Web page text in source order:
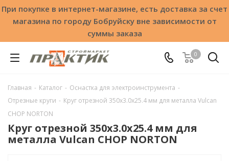
При покупке в интернет-магазине, есть доставка за счет
магазина по городу Бобруйску вне зависимости от
суммы заказа
0
Главная - Каталог - Оснастка для электроинструмента -
Отрезные круги - Круг отрезной 350х3.0x25.4 мм для металла Vulcan
CHOP NORTON
Круг отрезной 350х3.0x25.4 мм для
металла Vulcan CHOP NORTON